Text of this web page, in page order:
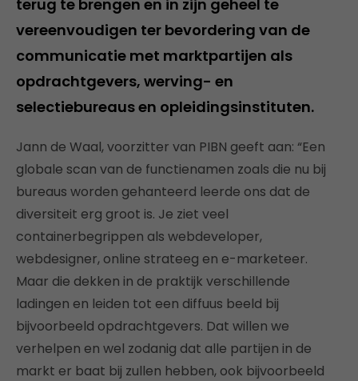
terug te brengen en in zijn geheel te
vereenvoudigen ter bevordering van de
communicatie met marktpartijen als
opdrachtgevers, werving- en
selectiebureaus en opleidingsinstituten.
Jann de Waal, voorzitter van PIBN geeft aan: “Een
globale scan van de functienamen zoals die nu bij
bureaus worden gehanteerd leerde ons dat de
diversiteit erg groot is. Je ziet veel
containerbegrippen als webdeveloper,
webdesigner, online strateeg en e-marketeer.
Maar die dekken in de praktijk verschillende
ladingen en leiden tot een diffuus beeld bij
bijvoorbeeld opdrachtgevers. Dat willen we
verhelpen en wel zodanig dat alle partijen in de
markt er baat bij zullen hebben, ook bijvoorbeeld